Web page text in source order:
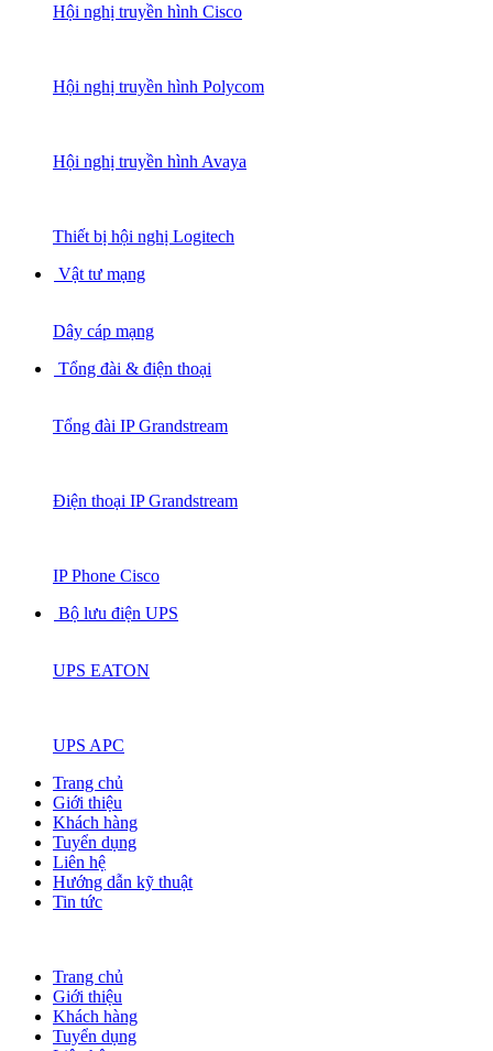
Hội nghị truyền hình Cisco
Hội nghị truyền hình Polycom
Hội nghị truyền hình Avaya
Thiết bị hội nghị Logitech
Vật tư mạng
Dây cáp mạng
Tổng đài & điện thoại
Tổng đài IP Grandstream
Điện thoại IP Grandstream
IP Phone Cisco
Bộ lưu điện UPS
UPS EATON
UPS APC
Trang chủ
Giới thiệu
Khách hàng
Tuyển dụng
Liên hệ
Hướng dẫn kỹ thuật
Tin tức
Trang chủ
Giới thiệu
Khách hàng
Tuyển dụng